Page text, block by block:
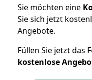
Sie möchten eine
Sie sich jetzt
Angebote.
Füllen Sie jetzt das
kostenlose